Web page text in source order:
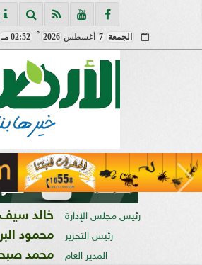
الجمعة 7 أغسطس 2026
مـ
02:52 مـ
رئيس مجلس الإدارة خالد سيف
رئيس التحرير محمود
المدير العام محمد